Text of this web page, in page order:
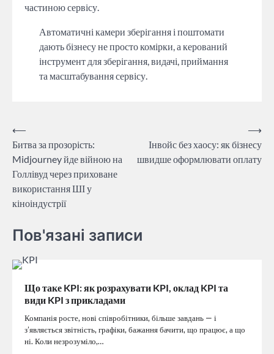
частиною сервісу.
Автоматичні камери зберігання і поштомати
дають бізнесу не просто комірки, а керований
інструмент для зберігання, видачі, приймання
та масштабування сервісу.
Навігація
записів
⟵
Битва за прозорість:
Midjourney йде війною на
Голлівуд через приховане
використання ШІ у
кіноіндустрії
Інвойс без хаосу: як бізнесу
швидше оформлювати оплату
⟶
Пов'язані записи
Що таке KPI: як розрахувати KPI, оклад KPI та
види KPI з прикладами
Компанія росте, нові співробітники, більше завдань — і
з’являється звітність, графіки, бажання бачити, що працює, а що
ні. Коли незрозуміло,…